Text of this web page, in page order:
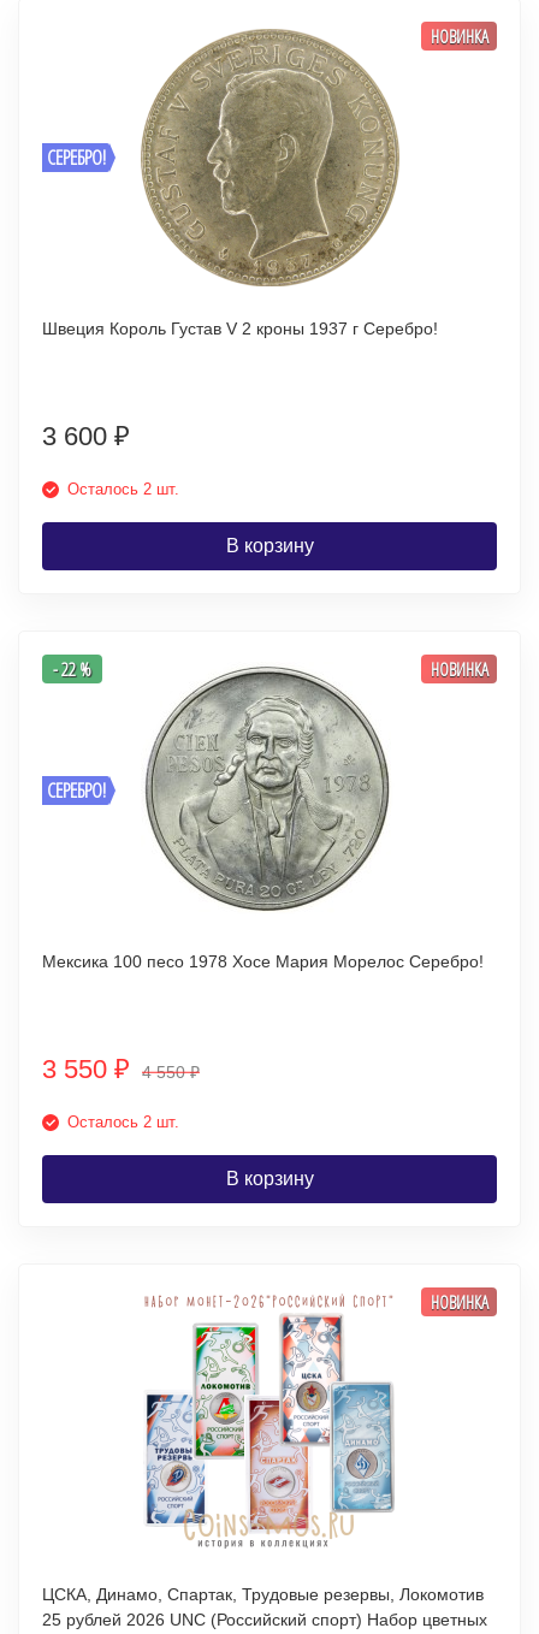
СЕРЕБРО!
НОВИНКА
Швеция Король Густав V 2 кроны 1937 г Серебро!
3 600 ₽
Осталось 2 шт.
В корзину
СЕРЕБРО!
- 22 % НОВИНКА
Мексика 100 песо 1978 Хосе Мария Морелос Серебро!
3 550 ₽ 4 550₽
Осталось 2 шт.
В корзину
НОВИНКА
ЦСКА, Динамо, Спартак, Трудовые резервы, Локомотив
25 рублей 2026 UNC (Российский спорт) Набор цветных